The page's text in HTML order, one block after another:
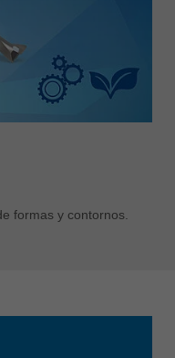
formas y contornos.